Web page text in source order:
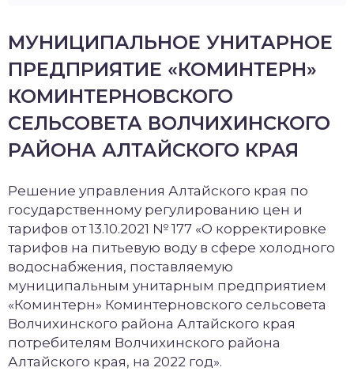
МУНИЦИПАЛЬНОЕ УНИТАРНОЕ
ПРЕДПРИЯТИЕ «КОМИНТЕРН»
КОМИНТЕРНОВСКОГО
СЕЛЬСОВЕТА ВОЛЧИХИНСКОГО
РАЙОНА АЛТАЙСКОГО КРАЯ
Решение управления Алтайского края по
государственному регулированию цен и
тарифов от 13.10.2021 № 177 «О корректировке
тарифов на питьевую воду в сфере холодного
водоснабжения, поставляемую
муниципальным унитарным предприятием
«Коминтерн» Коминтерновского сельсовета
Волчихинского района Алтайского края
потребителям Волчихинского района
Алтайского края, на 2022 год».